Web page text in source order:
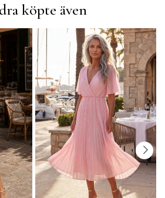
köpte även